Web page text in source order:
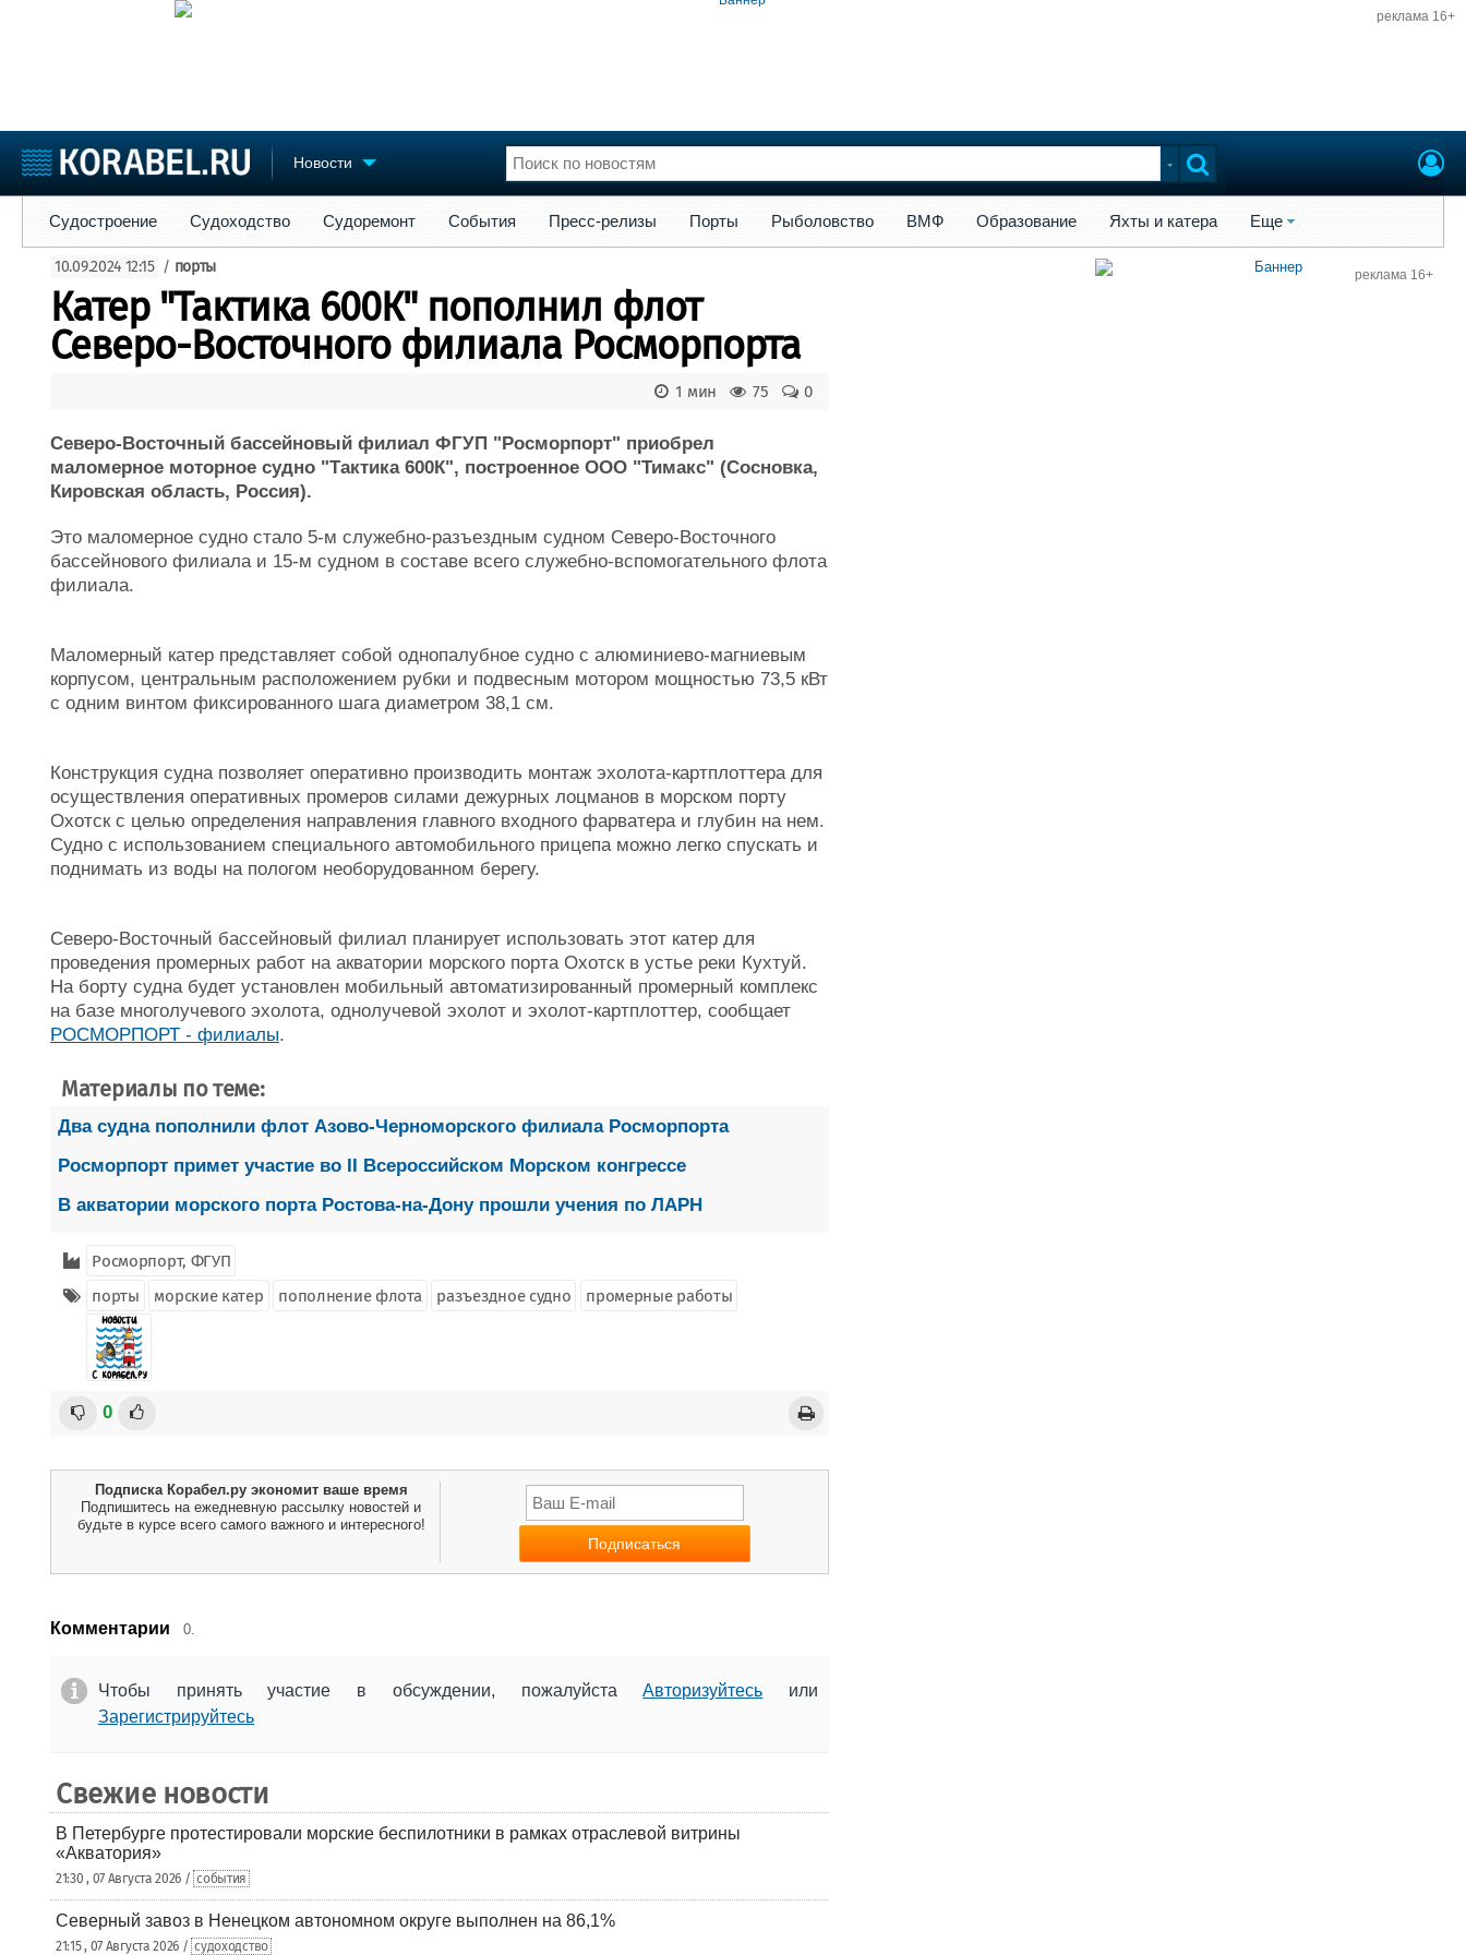
реклама 16+
Новости
Судостроение
Пульс
Новости
Компании
Репутация
Журнал
Реклама
Торговая площадка
Доска объявлений
Продажа флота
Оборудование
Изделия
Конференции
Личности
Словарь
Флот
Форум
Все службы
Судостроение Судоходство Судоремонт События Пресс-релизы Порты Рыболовство ВМФ Образование Яхты и катера Еще
10.09.2024 12:15 / порты
Катер "Тактика 600К" пополнил флот
Северо-Восточного филиала Росморпорта
0
75
1 мин
Северо-Восточный бассейновый филиал ФГУП "Росморпорт" приобрел
маломерное моторное судно "Тактика 600К", построенное ООО "Тимакс" (Сосновка,
Кировская область, Россия).
Это маломерное судно стало 5-м служебно-разъездным судном Северо-Восточного
бассейнового филиала и 15-м судном в составе всего служебно-вспомогательного флота
филиала.
Маломерный катер представляет собой однопалубное судно с алюминиево-магниевым
корпусом, центральным расположением рубки и подвесным мотором мощностью 73,5 кВт
с одним винтом фиксированного шага диаметром 38,1 см.
Конструкция судна позволяет оперативно производить монтаж эхолота-картплоттера для
осуществления оперативных промеров силами дежурных лоцманов в морском порту
Охотск с целью определения направления главного входного фарватера и глубин на нем.
Судно с использованием специального автомобильного прицепа можно легко спускать и
поднимать из воды на пологом необорудованном берегу.
Северо-Восточный бассейновый филиал планирует использовать этот катер для
проведения промерных работ на акватории морского порта Охотск в устье реки Кухтуй.
На борту судна будет установлен мобильный автоматизированный промерный комплекс
на базе многолучевого эхолота, однолучевой эхолот и эхолот-картплоттер, сообщает
РОСМОРПОРТ - филиалы.
Материалы по теме:
Два судна пополнили флот Азово-Черноморского филиала Росморпорта
Росморпорт примет участие во II Всероссийском Морском конгрессе
В акватории морского порта Ростова-на-Дону прошли учения по ЛАРН
Росморпорт, ФГУП
порты
морские катер пополнение флота разъездное судно промерные работы
0
Подписка Корабел.ру экономит ваше время
Подпишитесь на ежедневную рассылку новостей и
будьте в курсе всего самого важного и интересного!
Комментарии 0.
Чтобы принять участие в обсуждении, пожалуйстаАвторизуйтесь или
Зарегистрируйтесь
Свежие новости
В Петербурге протестировали морские беспилотники в рамках отраслевой витрины
«Акватория»
21:30 , 07 Августа 2026 / события
Северный завоз в Ненецком автономном округе выполнен на 86,1%
21:15 , 07 Августа 2026 / судоходство
реклама 16+